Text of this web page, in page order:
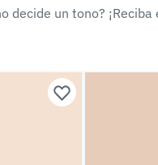
decide un tono?